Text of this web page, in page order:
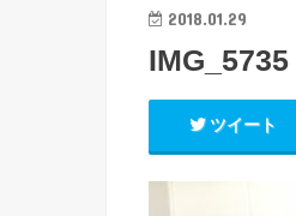
2018.01.29
IMG_5735
ツイート